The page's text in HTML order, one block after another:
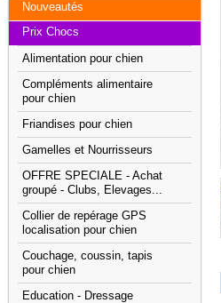
Nouveautés
Prix Chocs
Alimentation pour chien
Compléments alimentaire
pour chien
Friandises pour chien
Gamelles et Nourrisseurs
OFFRE SPECIALE - Achat
groupé - Clubs, Elevages...
Collier de repérage GPS
localisation pour chien
Couchage, coussin, tapis
pour chien
Education - Dressage